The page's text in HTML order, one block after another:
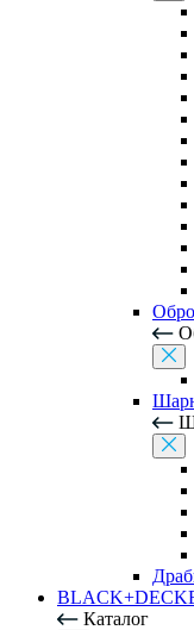
Каталог